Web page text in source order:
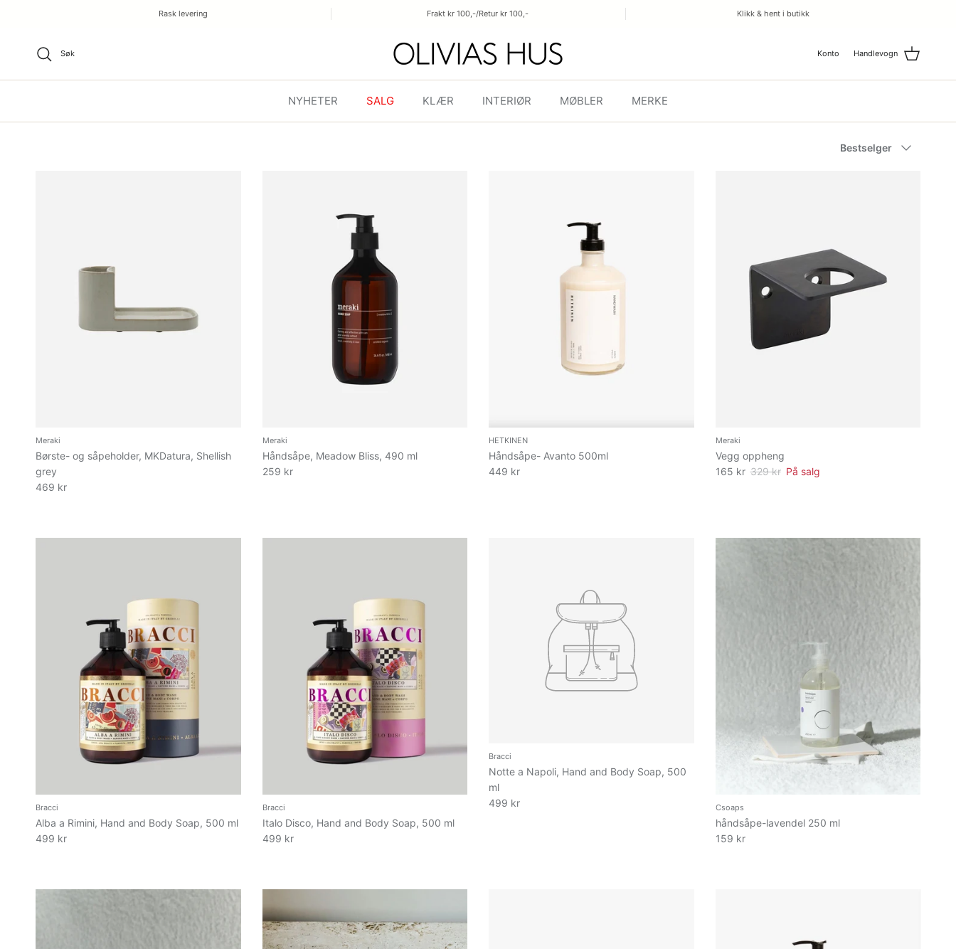
Rask levering Frakt kr 100,-/Retur kr 100,- Klikk & hent i butikk
Søk Konto Handlevogn
NYHETER SALG KLÆR INTERIØR MØBLER MERKE
Bestselger
Meraki
Børste- og såpeholder, MKDatura, Shellish
grey
469 kr
Meraki
Håndsåpe, Meadow Bliss, 490 ml
259 kr
HETKINEN
Håndsåpe- Avanto 500ml
449 kr
Meraki
Vegg oppheng
165 kr 329 kr På salg
Bracci
Alba a Rimini, Hand and Body Soap, 500 ml
499 kr
Bracci
Italo Disco, Hand and Body Soap, 500 ml
499 kr
Bracci
Notte a Napoli, Hand and Body Soap, 500
ml
499 kr
Csoaps
håndsåpe-lavendel 250 ml
159 kr